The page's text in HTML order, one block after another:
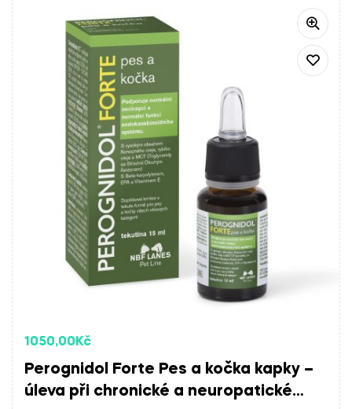
1050,00Kč
Perognidol Forte Pes a kočka kapky –
úleva při chronické a neuropatické